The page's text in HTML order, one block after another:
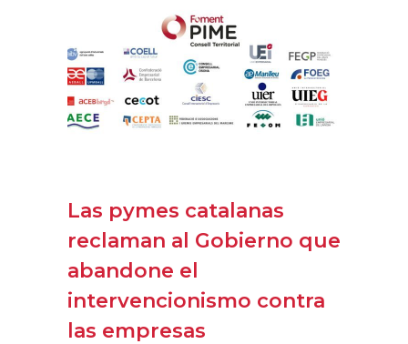
Las pymes catalanas
reclaman al Gobierno que
abandone el
intervencionismo contra
las empresas